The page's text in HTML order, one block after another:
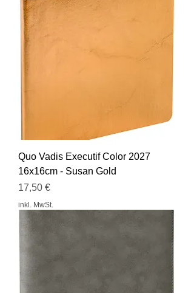
Quo Vadis Executif Color 2027
16x16cm - Susan Gold
Preis
17,50 €
inkl. MwSt.